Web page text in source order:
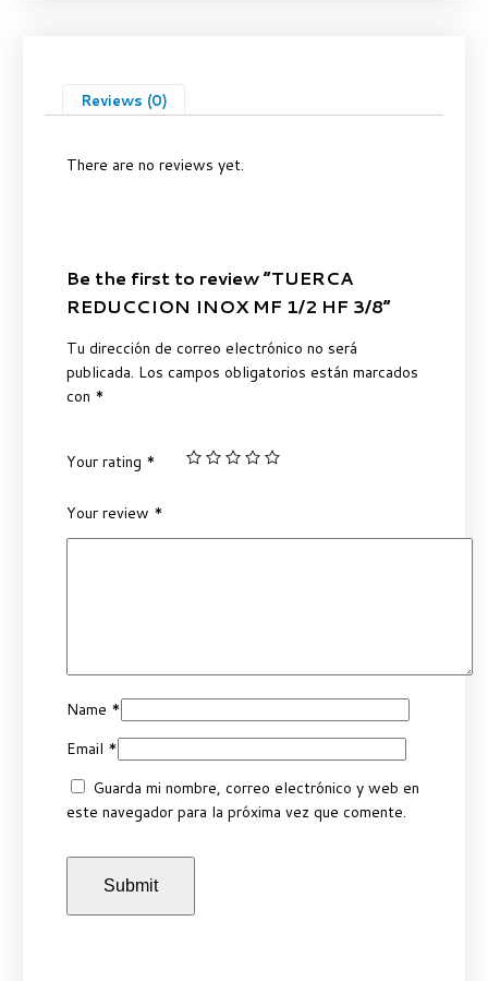
Reviews (0)
There are no reviews yet.
Be the first to review “TUERCA
REDUCCION INOX MF 1/2 HF 3/8”
Tu dirección de correo electrónico no será
publicada. Los campos obligatorios están marcados
con *
Your rating *
Your review *
Name *
Email *
Guarda mi nombre, correo electrónico y web en
este navegador para la próxima vez que comente.